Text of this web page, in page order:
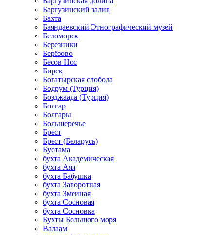
Баргузинский залив
Бахта
Баяндаевский Этнографический музей
Беломорск
Березники
Берёзово
Бесов Нос
Бирск
Богатырская слобода
Бодрум (Турция)
Бозджаада (Турция)
Болгар
Болгары
Большеречье
Брест
Брест (Беларусь)
Буотама
бухта Академическая
бухта Аяя
бухта Бабушка
бухта Заворотная
бухта Змеиная
бухта Сосновая
бухта Сосновка
Бухты Большого моря
Валаам